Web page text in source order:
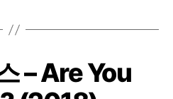
– Are You